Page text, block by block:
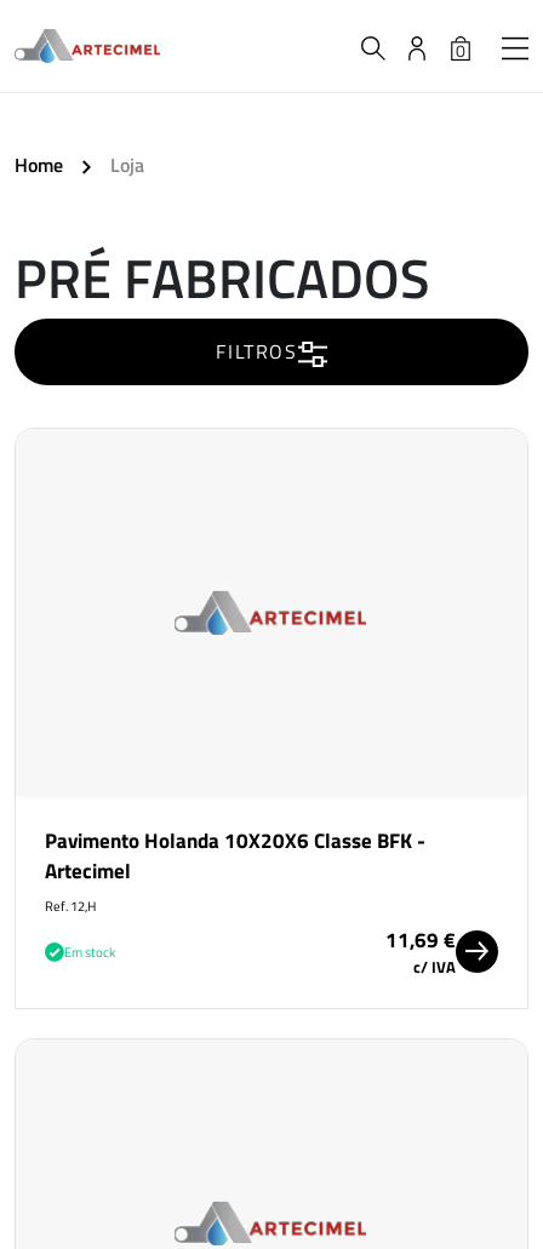
0
Home Loja
PRÉ FABRICADOS
FILTROS
Pavimento Holanda 10X20X6 Classe BFK -
Artecimel
Ref. 12,H
Em stock 11,69 €
c/ IVA